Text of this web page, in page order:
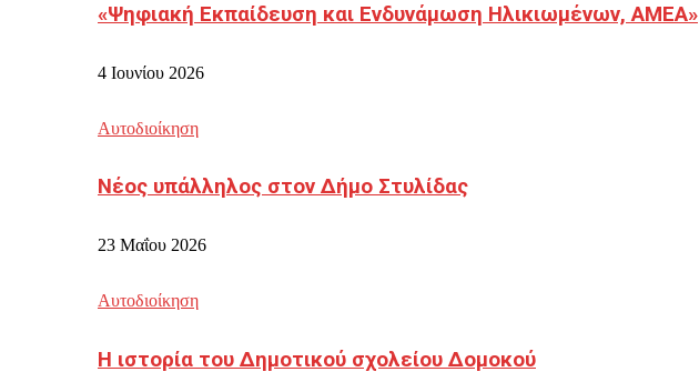
«Ψηφιακή Εκπαίδευση και Ενδυνάμωση Ηλικιωμένων, ΑΜΕΑ»
4 Ιουνίου 2026
Αυτοδιοίκηση
Νέος υπάλληλος στον Δήμο Στυλίδας
23 Μαΐου 2026
Αυτοδιοίκηση
Η ιστορία του Δημοτικού σχολείου Δομοκού